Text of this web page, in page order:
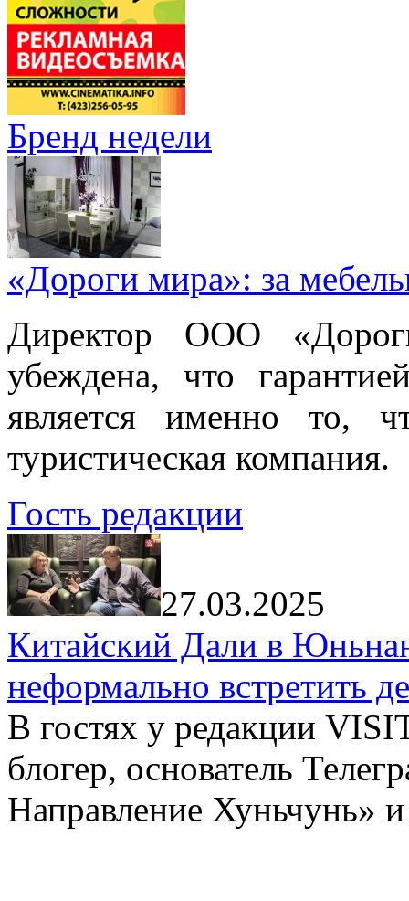
Бренд недели
«Дороги мира»: за
Директор ООО
убеждена, что
является именно то,
туристическая компания.
Гость редакции
27.03.2025
Китайский Дали в
неформально встретить
В гостях у редакции
блогер, основатель
Направление Хуньчунь»